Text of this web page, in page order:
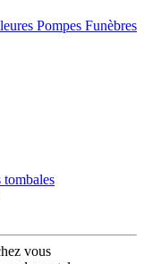
Pompes Funèbres
tombales
vous